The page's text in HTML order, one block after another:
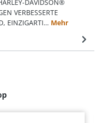
DAVIDSON®
VERBESSERTE
EINZIGARTI… Mehr